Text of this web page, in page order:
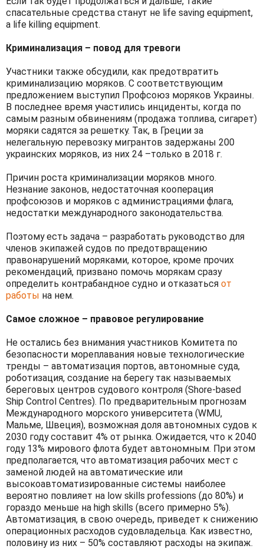
спасательные средства станут не life saving equipment,
а life killing equipment.
Криминализация – повод для тревоги
Участники также обсудили, как предотвратить
криминализацию моряков. С соответствующим
предложением выступил Профсоюз моряков Украины.
В последнее время участились инциденты, когда по
самым разным обвинениям (продажа топлива, сигарет)
моряки садятся за решетку. Так, в Греции за
нелегальную перевозку мигрантов задержаны 200
украинских моряков, из них 24 –только в 2018 г.
Причин роста криминализации моряков много.
Незнание законов, недостаточная кооперация
профсоюзов и моряков с администрациями флага,
недостатки международного законодательства.
Поэтому есть задача – разработать руководство для
членов экипажей судов по предотвращению
правонарушений моряками, которое, кроме прочих
рекомендаций, призвано помочь морякам сразу
определить контрабандное судно и отказаться от
работы на нем.
Самое сложное – правовое регулирование
Не остались без внимания участников Комитета по
безопасности мореплавания новые технологические
тренды – автоматизация портов, автономные суда,
роботизация, создание на берегу так называемых
береговых центров судового контроля (Shore-based
Ship Control Centres). По предварительным прогнозам
Международного морского университета (WMU,
Мальме, Швеция), возможная доля автономных судов к
2030 году составит 4% от рынка. Ожидается, что к 2040
году 13% мирового флота будет автономным. При этом
предполагается, что автоматизация рабочих мест с
заменой людей на автоматические или
высокоавтоматизированные системы наиболее
вероятно повлияет на low skills professions (до 80%) и
гораздо меньше на high skills (всего примерно 5%).
Автоматизация, в свою очередь, приведет к снижению
операционных расходов судовладельца. Как известно,
половину из них – 50% составляют расходы на экипаж.